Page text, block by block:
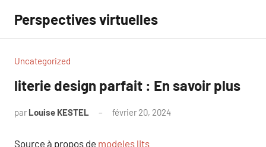
contenu
Perspectives virtuelles
Uncategorized
literie design parfait : En savoir plus
par Louise KESTEL février 20, 2024
Source à propos de modeles lits